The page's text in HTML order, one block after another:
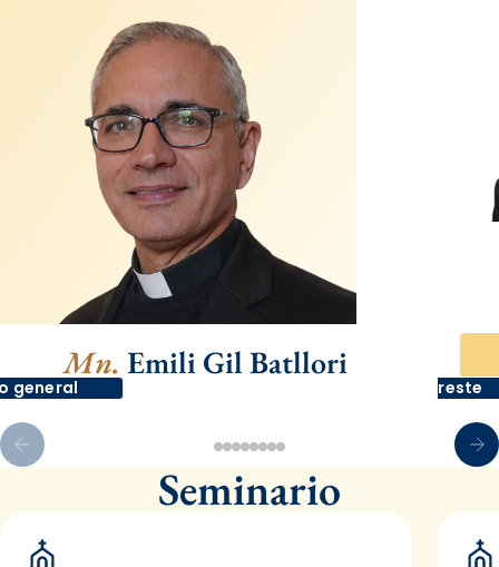
general
Mn.Emili Gil Batllori
Arcipreste
Seminario